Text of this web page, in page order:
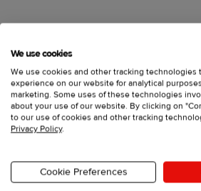
pied
de
page
Vendez avec Printful
Créez des produits personnalisés
Explorez
À propos de Printful
We use cookies
We use cookies and other tracking technologies
experience on our website for analytical
marketing. Some uses of these technologies
about your use of our website. By clicking on
to our use of cookies and other tracking
Privacy Policy.
Cookie Preferences